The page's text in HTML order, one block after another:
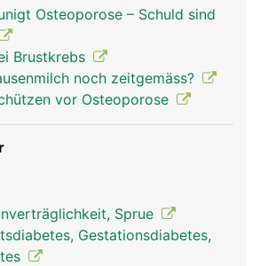
Osteoporose – Schuld sind
Brustkrebs
noch zeitgemäss?
vor Osteoporose
Sprue
Gestationsdiabetes,